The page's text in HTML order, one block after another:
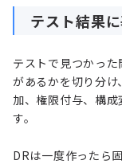
テスト結果
テストで見つかっ
があるかを切り分
加、権限付与、構
す。
DRは一度作ったら